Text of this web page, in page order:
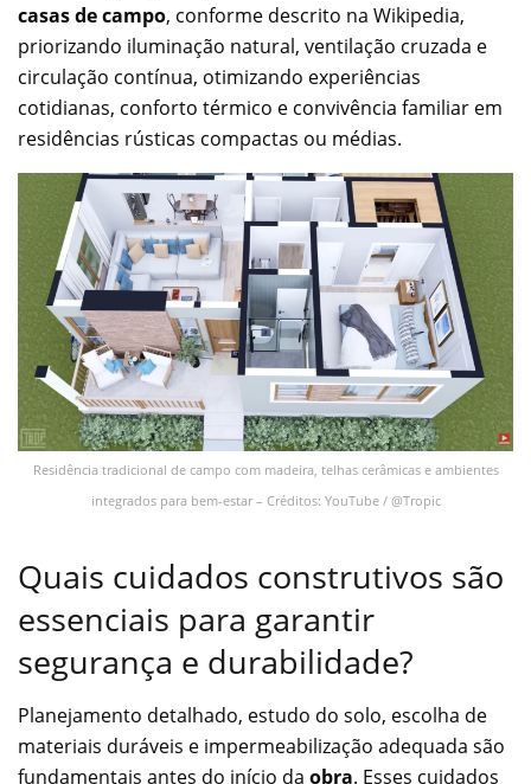
casas de campo, conforme descrito na Wikipedia,
priorizando iluminação natural, ventilação cruzada e
circulação contínua, otimizando experiências
cotidianas, conforto térmico e convivência familiar em
residências rústicas compactas ou médias.
Residência tradicional de campo com madeira, telhas cerâmicas e ambientes
integrados para bem-estar – Créditos: YouTube / @Tropic
Quais cuidados construtivos são
essenciais para garantir
segurança e durabilidade?
Planejamento detalhado, estudo do solo, escolha de
materiais duráveis e impermeabilização adequada são
fundamentais antes do início da obra. Esses cuidados